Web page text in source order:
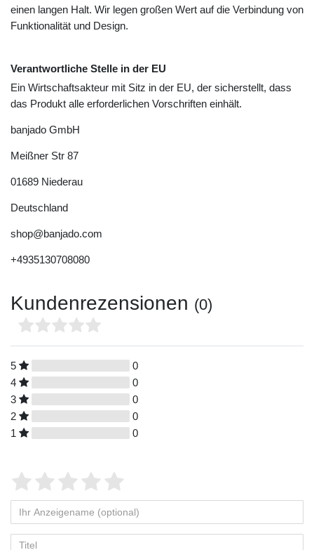
einen langen Halt. Wir legen großen Wert auf die Verbindung von
Funktionalität und Design.
Verantwortliche Stelle in der EU
Ein Wirtschaftsakteur mit Sitz in der EU, der sicherstellt, dass
das Produkt alle erforderlichen Vorschriften einhält.
banjado GmbH
Meißner Str 87
01689 Niederau
Deutschland
shop@banjado.com
+4935130708080
Kundenrezensionen (0)
5
0
4
0
3
0
2
0
1
0